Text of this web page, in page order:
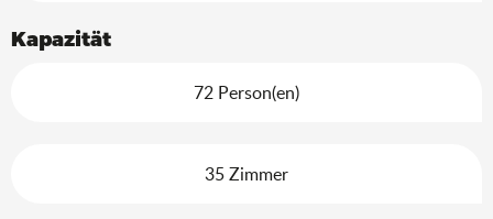
Kapazität
72 Person(en)
35 Zimmer